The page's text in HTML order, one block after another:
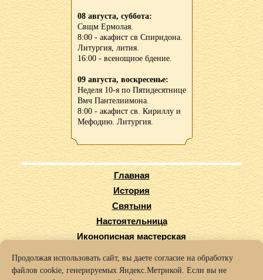
08 августа, суббота:
Свщм Ермолая.
8:00 - акафист св Спиридона.
Литургия, лития.
16:00 - всенощное бдение.
09 августа, воскресенье:
Неделя 10-я по Пятидесятнице
Вмч Пантелиимона.
8:00 - акафист св. Кириллу и
Мефодию. Литургия.
Главная
История
Святыни
Настоятельница
Иконописная мастерская
Карта сайта
Продолжая использовать сайт, вы даете согласие на обработку
файлов cookie, генерируемых Яндекс.Метрикой. Если вы не